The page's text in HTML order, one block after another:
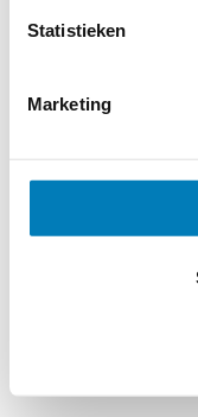
Statistieken
Marketing